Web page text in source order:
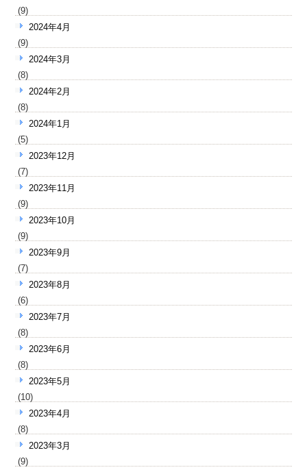
(9)
2024年4月
(9)
2024年3月
(8)
2024年2月
(8)
2024年1月
(5)
2023年12月
(7)
2023年11月
(9)
2023年10月
(9)
2023年9月
(7)
2023年8月
(6)
2023年7月
(8)
2023年6月
(8)
2023年5月
(10)
2023年4月
(8)
2023年3月
(9)